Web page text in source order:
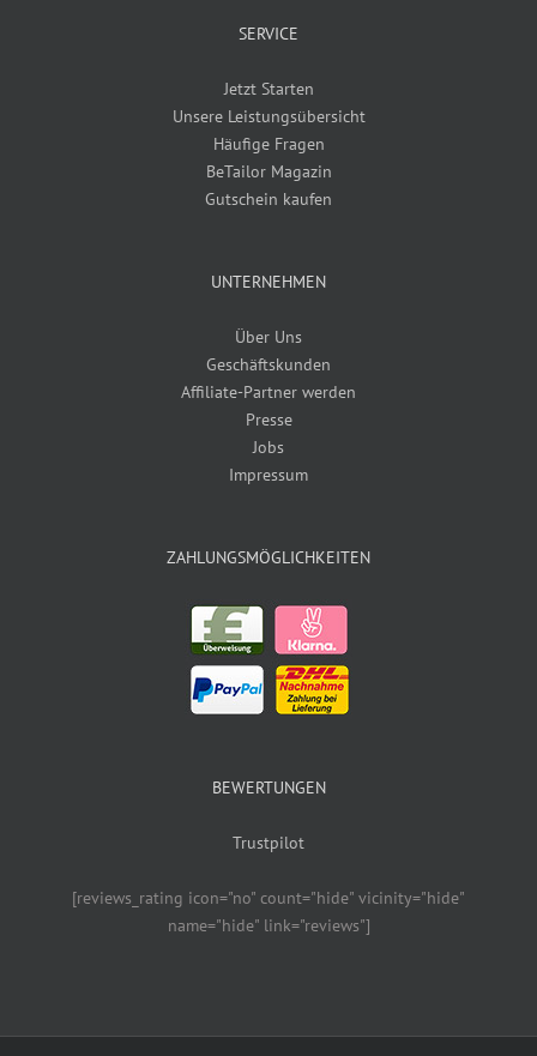
SERVICE
Jetzt Starten
Unsere Leistungsübersicht
Häufige Fragen
BeTailor Magazin
Gutschein kaufen
UNTERNEHMEN
Über Uns
Geschäftskunden
Affiliate-Partner werden
Presse
Jobs
Impressum
ZAHLUNGSMÖGLICHKEITEN
BEWERTUNGEN
Trustpilot
[reviews_rating icon="no" count="hide" vicinity="hide"
name="hide" link="reviews"]